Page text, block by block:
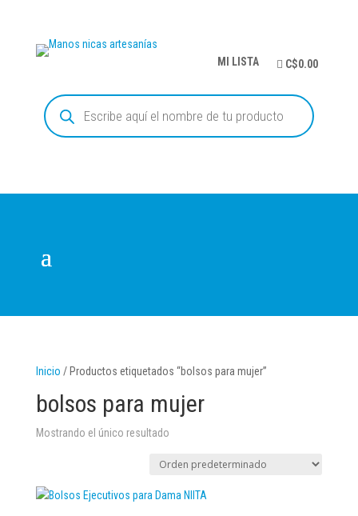
MI LISTA C$0.00
Búsqueda
de
productos
Inicio / Productos etiquetados “bolsos para mujer”
bolsos para mujer
Mostrando el único resultado